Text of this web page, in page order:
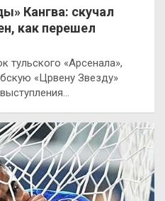
Кангва: скучал
как перешел
тульского «Арсенала»,
«Црвену Звезду»